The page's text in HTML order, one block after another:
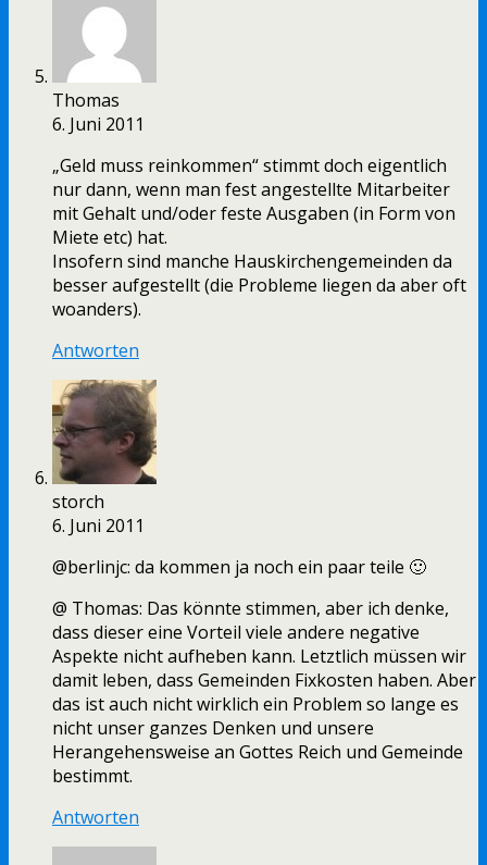
Thomas
6. Juni 2011
„Geld muss reinkommen“ stimmt doch eigentlich
nur dann, wenn man fest angestellte Mitarbeiter
mit Gehalt und/oder feste Ausgaben (in Form von
Miete etc) hat.
Insofern sind manche Hauskirchengemeinden da
besser aufgestellt (die Probleme liegen da aber oft
woanders).
Antworten
storch
6. Juni 2011
@berlinjc: da kommen ja noch ein paar teile 🙂
@ Thomas: Das könnte stimmen, aber ich denke,
dass dieser eine Vorteil viele andere negative
Aspekte nicht aufheben kann. Letztlich müssen wir
damit leben, dass Gemeinden Fixkosten haben. Aber
das ist auch nicht wirklich ein Problem so lange es
nicht unser ganzes Denken und unsere
Herangehensweise an Gottes Reich und Gemeinde
bestimmt.
Antworten